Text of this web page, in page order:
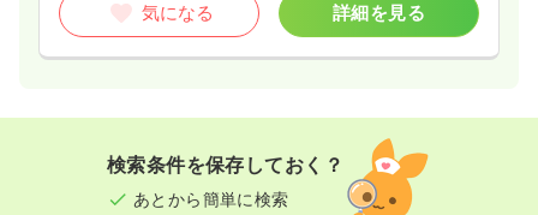
気になる 詳細を見る
検索条件を保存しておく？
あとから簡単に検索